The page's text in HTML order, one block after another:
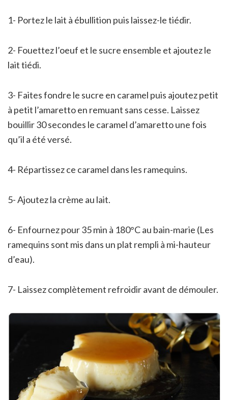
1- Portez le lait à ébullition puis laissez-le tiédir.
2- Fouettez l’oeuf et le sucre ensemble et ajoutez le
lait tiédi.
3- Faites fondre le sucre en caramel puis ajoutez petit
à petit l’amaretto en remuant sans cesse. Laissez
bouillir 30 secondes le caramel d’amaretto une fois
qu’il a été versé.
4- Répartissez ce caramel dans les ramequins.
5- Ajoutez la crème au lait.
6- Enfournez pour 35 min à 180°C au bain-marie (Les
ramequins sont mis dans un plat rempli à mi-hauteur
d’eau).
7- Laissez complètement refroidir avant de démouler.